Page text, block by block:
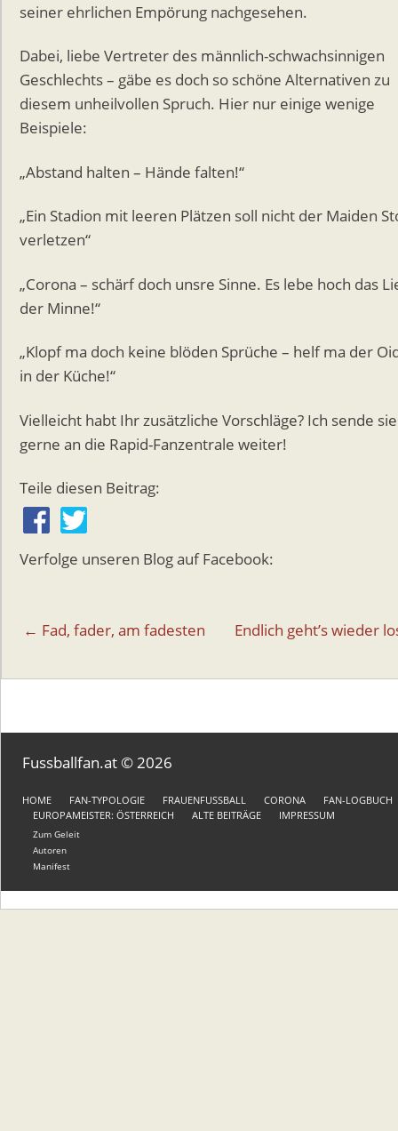
seiner ehrlichen Empörung nachgesehen.
Dabei, liebe Vertreter des männlich-schwachsinnigen
Geschlechts – gäbe es doch so schöne Alternativen zu
diesem unheilvollen Spruch. Hier nur einige wenige
Beispiele:
„Abstand halten – Hände falten!“
„Ein Stadion mit leeren Plätzen soll nicht der Maiden
verletzen“
„Corona – schärf doch unsre Sinne. Es lebe hoch das
der Minne!“
„Klopf ma doch keine blöden Sprüche – helf ma der
in der Küche!“
Vielleicht habt Ihr zusätzliche Vorschläge? Ich sende sie
gerne an die Rapid-Fanzentrale weiter!
Teile diesen Beitrag:
Verfolge unseren Blog auf Facebook:
Beitragsnavigation
← Fad, fader, am fadesten Endlich geht’s wieder
Fussballfan.at © 2026
HOME FAN-TYPOLOGIE FRAUENFUSSBALL CORONA
FAN-LOGBUCH
EUROPAMEISTER: ÖSTERREICH
Zum Geleit
Autoren
Manifest
ALTE BEITRÄGE IMPRESSUM